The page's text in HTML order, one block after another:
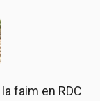
faim en RDC